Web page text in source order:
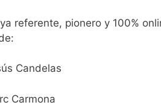
referente, pionero y 100%
Candelas
Carmona